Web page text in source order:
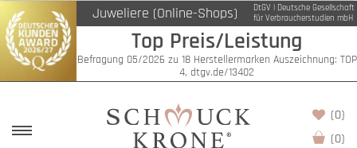
Juweliere (Online-Shops)
DtGV | Deutsche Gesellschaft
für Verbraucherstudien mbH
Top Preis/Leistung
Befragung 05/2026 zu 18 Herstellermarken Auszeichnung: TOP
4, dtgv.de/13402
(0)
(0)